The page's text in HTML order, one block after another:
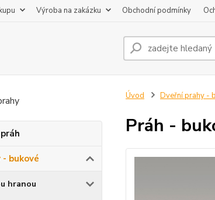
Výroba na zakázku Obchodní podmínky
- bukové
hranou
Úvod Dveřní prahy -
Práh -